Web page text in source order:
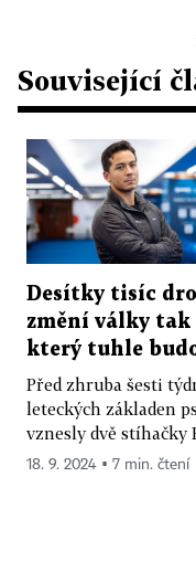
Související
Desítky tisíc
změní války
který tuhle
Před zhruba šesti
leteckých základen
vznesly dvě stíhačky
18. 9. 2024 ▪ 7 min. čtení